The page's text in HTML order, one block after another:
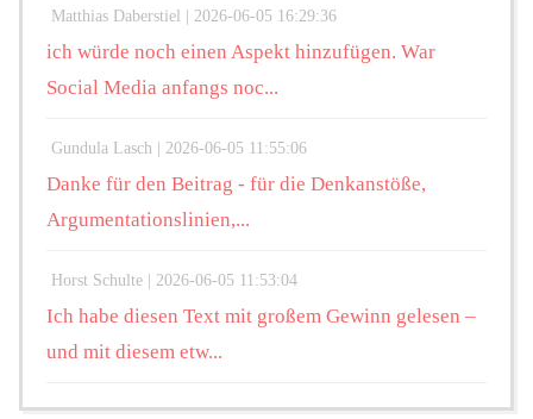
Matthias Daberstiel | 2026-06-05 16:29:36
ich würde noch einen Aspekt hinzufügen. War
Social Media anfangs noc...
Gundula Lasch | 2026-06-05 11:55:06
Danke für den Beitrag - für die Denkanstöße,
Argumentationslinien,...
Horst Schulte | 2026-06-05 11:53:04
Ich habe diesen Text mit großem Gewinn gelesen –
und mit diesem etw...